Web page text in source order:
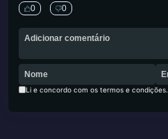
0 0
Li e concordo com os termos e condições.